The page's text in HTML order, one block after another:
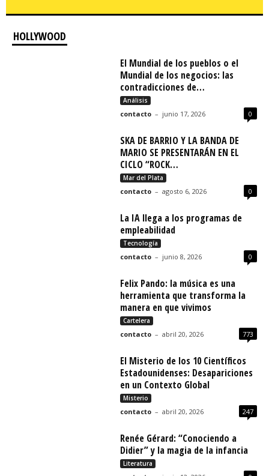
HOLLYWOOD
El Mundial de los pueblos o el
Mundial de los negocios: las
contradicciones de…
Análisis
contacto – junio 17, 2026 0
SKA DE BARRIO Y LA BANDA DE
MARIO SE PRESENTARÁN EN EL
CICLO “ROCK…
Mar del Plata
contacto – agosto 6, 2026 0
La IA llega a los programas de
empleabilidad
Tecnología
contacto – junio 8, 2026 0
Felix Pando: la música es una
herramienta que transforma la
manera en que vivimos
Cartelera
contacto – abril 20, 2026 773
El Misterio de los 10 Científicos
Estadounidenses: Desapariciones
en un Contexto Global
Misterio
contacto – abril 20, 2026 247
Renée Gérard: “Conociendo a
Didier” y la magia de la infancia
Literatura